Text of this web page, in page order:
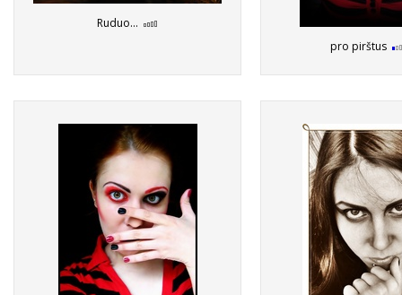
Ruduo...
pro pirštus